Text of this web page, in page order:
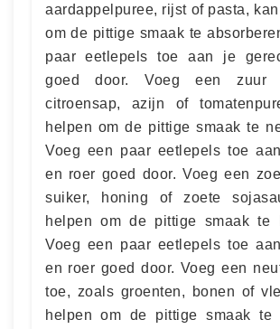
aardappelpuree, rijst of pasta,
om de pittige smaak te
paar eetlepels toe aan je
goed door. Voeg een zuur
citroensap, azijn of
helpen om de pittige smaak te
Voeg een paar eetlepels toe
en roer goed door. Voeg een
suiker, honing of zoete
helpen om de pittige smaak te
Voeg een paar eetlepels toe
en roer goed door. Voeg een
toe, zoals groenten, bonen of
helpen om de pittige smaak te